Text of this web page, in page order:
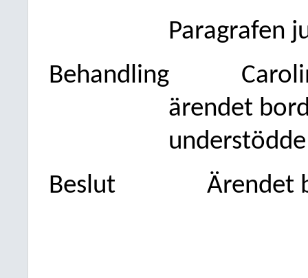
Paragrafen
Behandling
ärendet
Beslut
Ärendet